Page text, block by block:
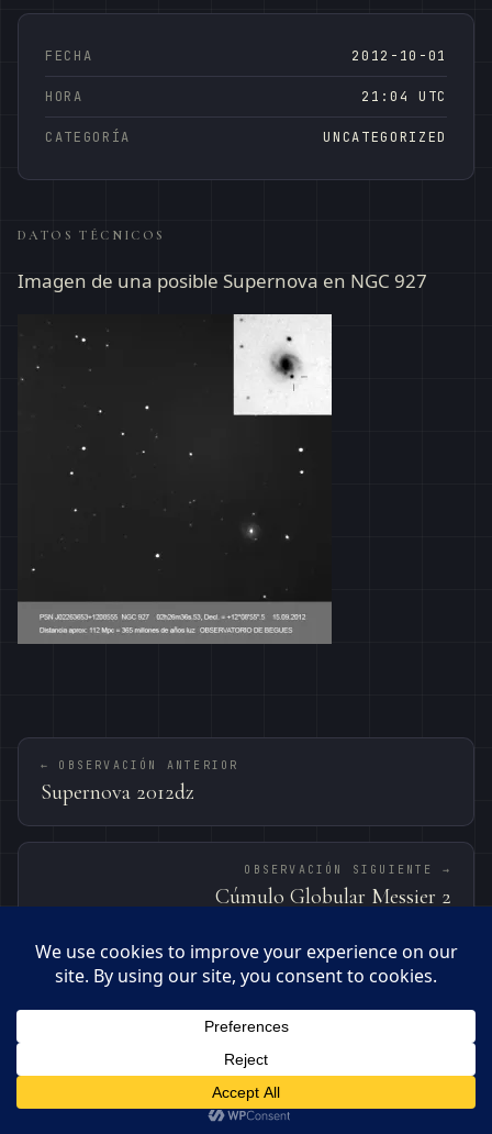
FECHA 2012-10-01
HORA 21:04 UTC
CATEGORÍA UNCATEGORIZED
DATOS TÉCNICOS
Imagen de una posible Supernova en NGC 927
← OBSERVACIÓN ANTERIOR
Supernova 2012dz
OBSERVACIÓN SIGUIENTE →
Cúmulo Globular Messier 2
© 2026 · OBSERVATORI DE BEGUES – PEPE MANTECA
MANTECA0359@GMAIL.COM
BEGUES · 41.33°N · 1.92°E